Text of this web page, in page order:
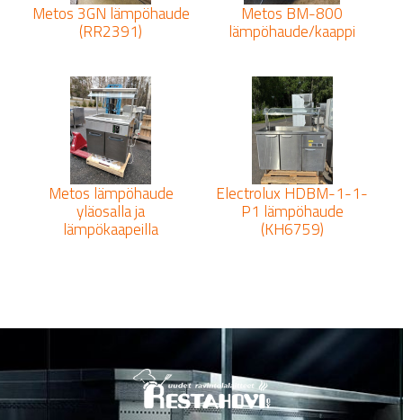
Metos 3GN lämpöhaude
(RR2391)
Metos BM-800
lämpöhaude/kaappi
Metos lämpöhaude
yläosalla ja
lämpökaapeilla
Electrolux HDBM-1-1-
P1 lämpöhaude
(KH6759)